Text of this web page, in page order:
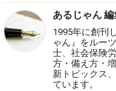
あるじゃん
1995年に創刊
ゃん』をルー
士、社会保険
方・備え方・
新トピックス
ています。